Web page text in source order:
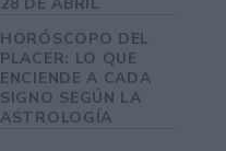
HORÓSCOPO DEL
PLACER: LO QUE
ENCIENDE A CADA
SIGNO SEGÚN LA
ASTROLOGÍA